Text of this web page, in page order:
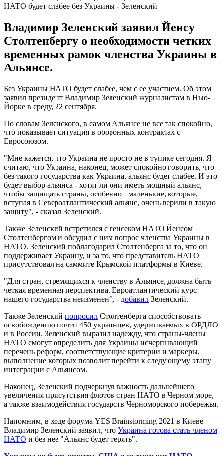
НАТО будет слабее без Украины - Зеленский
Владимир Зеленский заявил Йенсу
Столтенбергу о необходимости четких
временных рамок членства Украины в
Альянсе.
Без Украины НАТО будет слабее, чем с ее участием. Об этом
заявил президент Владимир Зеленский журналистам в Нью-
Йорке в среду, 22 сентября.
По словам Зеленского, в самом Альянсе не все так спокойно,
что показывает ситуация в оборонных контрактах с
Евросоюзом.
"Мне кажется, что Украина не просто не в тупике сегодня. Я
считаю, что Украина, наконец, может спокойно говорить, что
без такого государства как Украина, альянс будет слабее. И это
будет выбор альянса - хотят ли они иметь мощный альянс,
чтобы защищать страны, особенно - маленькие, которые,
вступая в Североатлантический альянс, очень верили в такую ​​
защиту", - сказал Зеленский.
Также Зеленский встретился с генсеком НАТО Йенсом
Столтенбергом и обсудил с ним вопрос членства Украины в
НАТО. Зеленский поблагодарил Столтенберга за то, что он
поддерживает Украину, и за то, что представитель НАТО
присутствовал на саммите Крымской платформы в Киеве.
"Для стран, стремящихся к членству в Альянсе, должна быть
четкая временная перспектива. Евроатлантический курс
нашего государства неизменен", - добавил Зеленский.
Также Зеленский попросил Столтенберга способствовать
освобождению почти 450 украинцев, удерживаемых в ОРДЛО
и в России. Зеленский выразил надежду, что страны-члены
НАТО смогут определить для Украины исчерпывающий
перечень реформ, соответствующие критерии и маркеры,
выполнение которых позволит перейти к следующему этапу
интеграции с Альянсом.
Наконец, Зеленский подчеркнул важность дальнейшего
увеличения присутствия флотов стран НАТО в Черном море,
а также взаимодействия государств Черноморского побережья.
Напомним, в ходе форума YES Brainstorming 2021 в Киеве
Владимир Зеленский заявил, что Украина готова стать членом
НАТО и без нее "Альянс будет терять".